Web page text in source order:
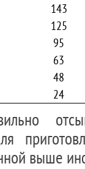
143
125
95
63
48
24
выше